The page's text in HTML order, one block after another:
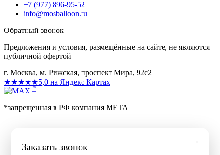
+7 (977) 896-95-52
info@mosballoon.ru
Обратный звонок
Предложения и условия, размещённые на сайте, не являются
публичной офертой
г. Москва, м. Рижская, проспект Мира, 92с2
★★★★★5,0 на Яндекс Картах
*
*запрещенная в РФ компания МЕТА
Заказать звонок